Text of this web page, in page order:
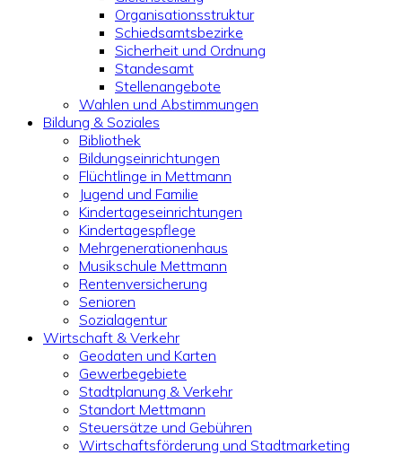
Organisationsstruktur
Schiedsamtsbezirke
Sicherheit und Ordnung
Standesamt
Stellenangebote
Wahlen und Abstimmungen
Bildung & Soziales
Bibliothek
Bildungseinrichtungen
Flüchtlinge in Mettmann
Jugend und Familie
Kindertageseinrichtungen
Kindertagespflege
Mehrgenerationenhaus
Musikschule Mettmann
Rentenversicherung
Senioren
Sozialagentur
Wirtschaft & Verkehr
Geodaten und Karten
Gewerbegebiete
Stadtplanung & Verkehr
Standort Mettmann
Steuersätze und Gebühren
Wirtschaftsförderung und Stadtmarketing